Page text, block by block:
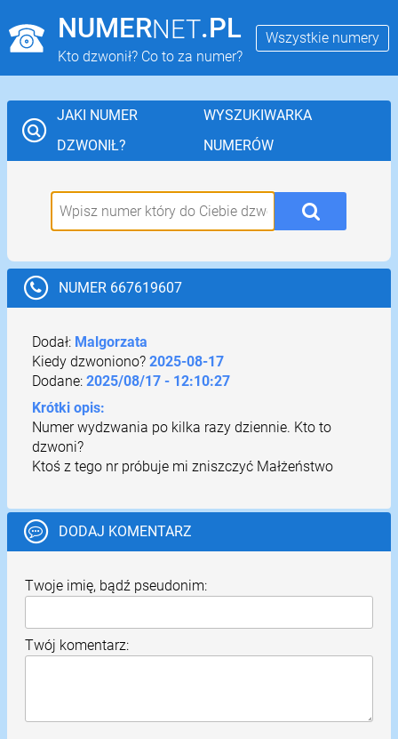
NUMERNET.PL
Kto dzwonił? Co to za numer?
Wszystkie numery
JAKI NUMER
DZWONIŁ?
WYSZUKIWARKA
NUMERÓW
NUMER 667619607
Dodał: Malgorzata
Kiedy dzwoniono? 2025-08-17
Dodane: 2025/08/17 - 12:10:27
Krótki opis:
Numer wydzwania po kilka razy dziennie. Kto to
dzwoni?
Ktoś z tego nr próbuje mi zniszczyć Małżeństwo
DODAJ KOMENTARZ
Twoje imię, bądź pseudonim:
Twój komentarz: